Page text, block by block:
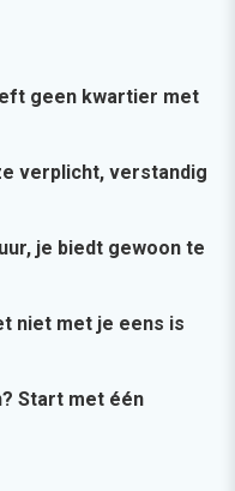
geen kwartier met
verplicht, verstandig
je biedt gewoon te
niet met je eens is
Start met één